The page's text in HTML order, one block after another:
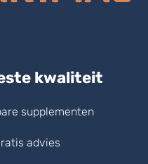
kwaliteit
supplementen
advies